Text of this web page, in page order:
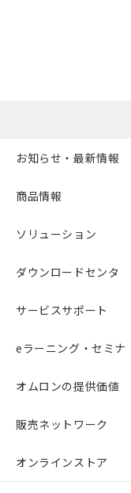
お知らせ・最新情報
商品情報
ソリューション
ダウンロードセンタ
サービスサポート
eラーニング・セミナ
オムロンの提供価値
販売ネットワーク
オンラインストア